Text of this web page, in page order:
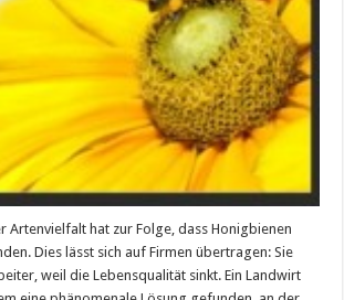
Artenvielfalt hat zur Folge, dass Honigbienen
Dies lässt sich auf Firmen übertragen: Sie
weil die Lebensqualität sinkt. Ein Landwirt